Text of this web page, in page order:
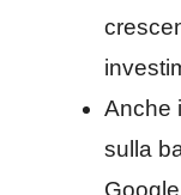
Anche i
sulla